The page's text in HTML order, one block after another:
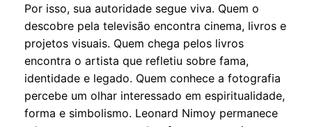
Por isso, sua autoridade segue viva. Quem o
descobre pela televisão encontra cinema, livros e
projetos visuais. Quem chega pelos livros
encontra o artista que refletiu sobre fama,
identidade e legado. Quem conhece a fotografia
percebe um olhar interessado em espiritualidade,
forma e simbolismo. Leonard Nimoy permanece